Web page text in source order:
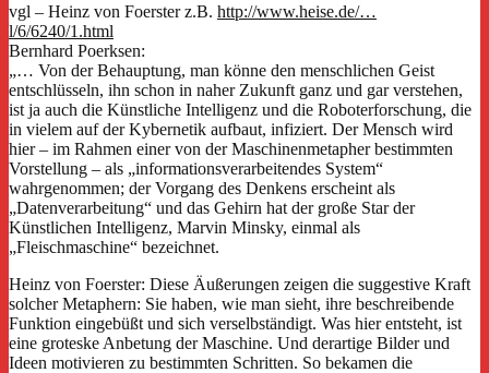
vgl – Heinz von Foerster z.B. http://www.heise.de/…
l/6/6240/1.html
Bernhard Poerksen:
„… Von der Behauptung, man könne den menschlichen Geist
entschlüsseln, ihn schon in naher Zukunft ganz und gar verstehen,
ist ja auch die Künstliche Intelligenz und die Roboterforschung, die
in vielem auf der Kybernetik aufbaut, infiziert. Der Mensch wird
hier – im Rahmen einer von der Maschinenmetapher bestimmten
Vorstellung – als „informationsverarbeitendes System“
wahrgenommen; der Vorgang des Denkens erscheint als
„Datenverarbeitung“ und das Gehirn hat der große Star der
Künstlichen Intelligenz, Marvin Minsky, einmal als
„Fleischmaschine“ bezeichnet.
Heinz von Foerster: Diese Äußerungen zeigen die suggestive Kraft
solcher Metaphern: Sie haben, wie man sieht, ihre beschreibende
Funktion eingebüßt und sich verselbständigt. Was hier entsteht, ist
eine groteske Anbetung der Maschine. Und derartige Bilder und
Ideen motivieren zu bestimmten Schritten. So bekamen die